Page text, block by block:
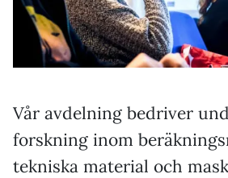
Vår avdelning bedriver
forskning inom
tekniska material och